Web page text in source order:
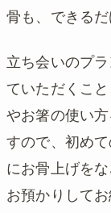
骨も、できるだ
立ち会いのプ
ていただくこ
やお箸の使い
すので、初め
にお骨上げを
お預かりして